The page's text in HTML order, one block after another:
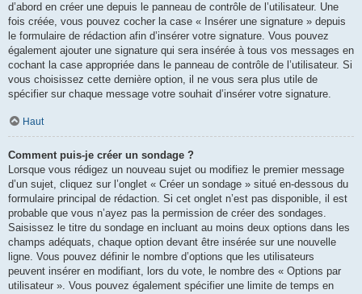
d’abord en créer une depuis le panneau de contrôle de l’utilisateur. Une
fois créée, vous pouvez cocher la case « Insérer une signature » depuis
le formulaire de rédaction afin d’insérer votre signature. Vous pouvez
également ajouter une signature qui sera insérée à tous vos messages en
cochant la case appropriée dans le panneau de contrôle de l’utilisateur. Si
vous choisissez cette dernière option, il ne vous sera plus utile de
spécifier sur chaque message votre souhait d’insérer votre signature.
Haut
Comment puis-je créer un sondage ?
Lorsque vous rédigez un nouveau sujet ou modifiez le premier message
d’un sujet, cliquez sur l’onglet « Créer un sondage » situé en-dessous du
formulaire principal de rédaction. Si cet onglet n’est pas disponible, il est
probable que vous n’ayez pas la permission de créer des sondages.
Saisissez le titre du sondage en incluant au moins deux options dans les
champs adéquats, chaque option devant être insérée sur une nouvelle
ligne. Vous pouvez définir le nombre d’options que les utilisateurs
peuvent insérer en modifiant, lors du vote, le nombre des « Options par
utilisateur ». Vous pouvez également spécifier une limite de temps en